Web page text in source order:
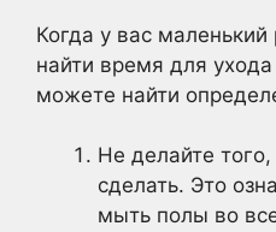
Когда у вас
найти время для
можете найти
Не делайте
сделать. Это
мыть полы во